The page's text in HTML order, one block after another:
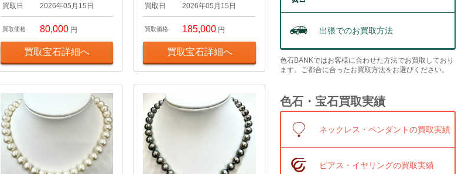
買取日 2026年05月15日
買取価格 80,000 円
買取宝石詳細へ
買取日 2026年05月15日
買取価格 185,000 円
買取宝石詳細へ
出張でのお買取方法
色石BANKではお客様に合わせた方法でお買取しており
ます。ご都合に合ったお買取方法をお選びください。
色石・宝石買取実績
ネックレス・ペンダントの買取実績
ピアス・イヤリングの買取実績